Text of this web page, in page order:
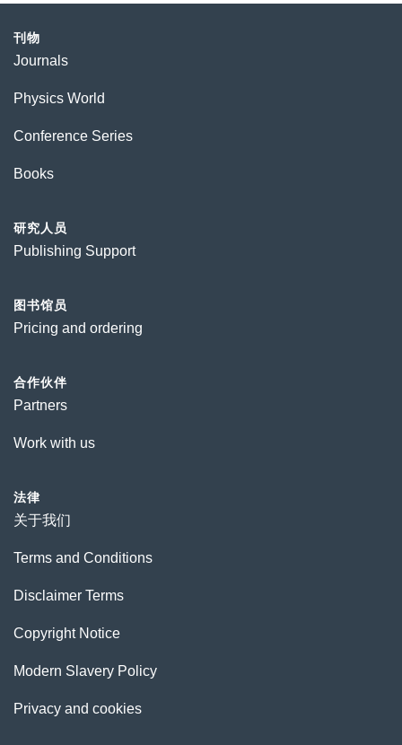
刊物
Journals
Physics World
Conference Series
Books
研究人员
Publishing Support
图书馆员
Pricing and ordering
合作伙伴
Partners
Work with us
法律
关于我们
Terms and Conditions
Disclaimer Terms
Copyright Notice
Modern Slavery Policy
Privacy and cookies